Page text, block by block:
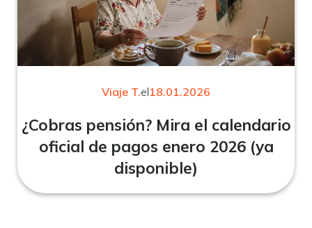
Viaje T.el18.01.2026
¿Cobras pensión? Mira el calendario
oficial de pagos enero 2026 (ya
disponible)